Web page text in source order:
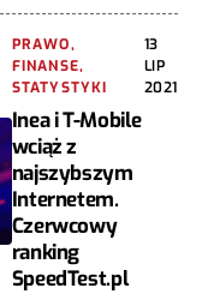
PRAWO,
FINANSE,
STATYSTYKI
13
LIP
2021
Inea i T-Mobile
wciąż z
najszybszym
Internetem.
Czerwcowy
ranking
SpeedTest.pl